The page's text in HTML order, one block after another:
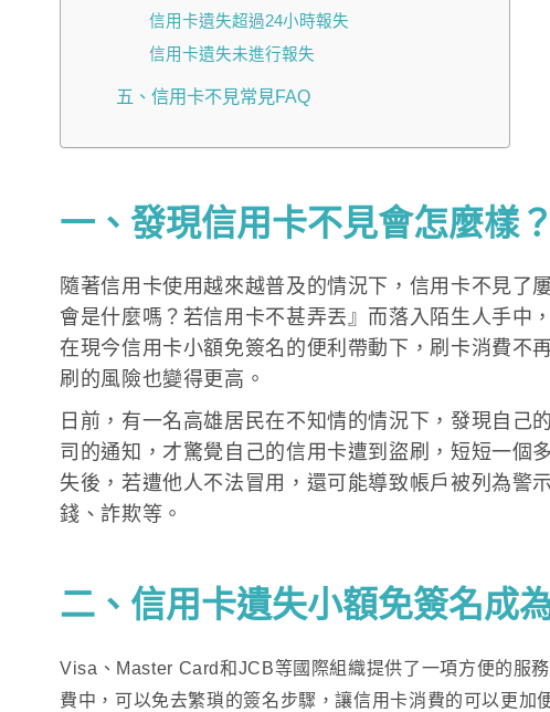
信用卡遺失超過24小時報失
信用卡遺失未進行報失
五、信用卡不見常見FAQ
一、發現信用卡不見會怎麼樣
隨著信用卡使用越來越普及的情況下，信用卡不見了
會是什麼嗎？若信用卡不甚弄丟』而落入陌生人手中
在現今信用卡小額免簽名的便利帶動下，刷卡消費不
刷的風險也變得更高。
日前，有一名高雄居民在不知情的情況下，發現自己
司的通知，才驚覺自己的信用卡遭到盜刷，短短一個
失後，若遭他人不法冒用，還可能導致帳戶被列為警
錢、詐欺等。
二、信用卡遺失小額免簽名成
Visa、Master Card和JCB等國際組織提供了一項方便的服
費中，可以免去繁瑣的簽名步驟，讓信用卡消費的可以更加